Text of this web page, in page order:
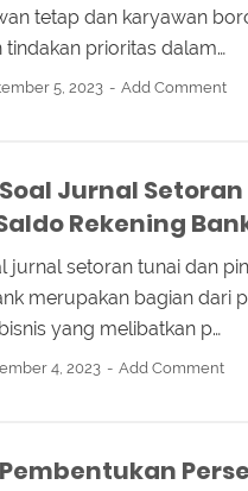
tetap dan karyawan
tindakan prioritas dalam…
5, 2023 Add Comment
Jurnal
Rekening
jurnal setoran tunai dan
merupakan bagian dari
yang melibatkan p…
4, 2023 Add Comment